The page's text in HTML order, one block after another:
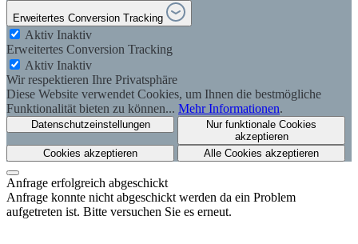
Erweitertes Conversion Tracking
Aktiv Inaktiv
Erweitertes Conversion Tracking
Aktiv Inaktiv
Wir respektieren Ihre Privatsphäre
Diese Website verwendet Cookies, um Ihnen die bestmögliche
Funktionalität bieten zu können... Mehr Informationen.
Datenschutzeinstellungen
Nur funktionale Cookies
akzeptieren
Cookies akzeptieren
Alle Cookies akzeptieren
Anfrage erfolgreich abgeschickt
Anfrage konnte nicht abgeschickt werden da ein Problem
aufgetreten ist. Bitte versuchen Sie es erneut.